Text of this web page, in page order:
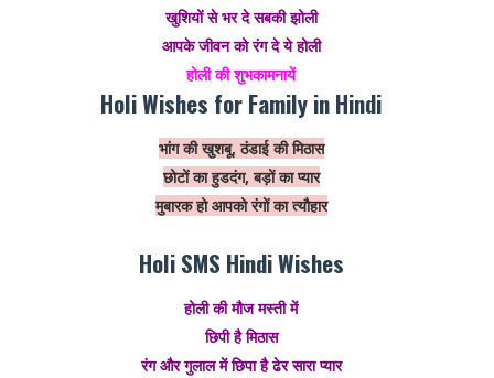
खुशियों से भर दे सबकी झोली
आपके जीवन को रंग दे ये होली
होली की शुभकामनायें
Holi Wishes for Family in Hindi
भांग की खुशबू, ठंडाई की मिठास
छोटों का हुडदंग, बड़ों का प्यार
मुबारक हो आपको रंगों का त्यौहार
Holi SMS Hindi Wishes
होली की मौज मस्ती में
छिपी है मिठास
रंग और गुलाल में छिपा है ढेर सारा प्यार